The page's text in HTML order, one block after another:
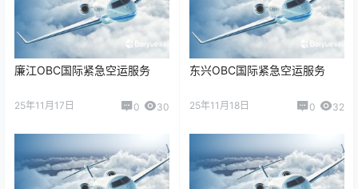
廉江OBC国际紧急空运服务
25年11月17日 0 30
东兴OBC国际紧急空运服务
25年11月18日 0 32